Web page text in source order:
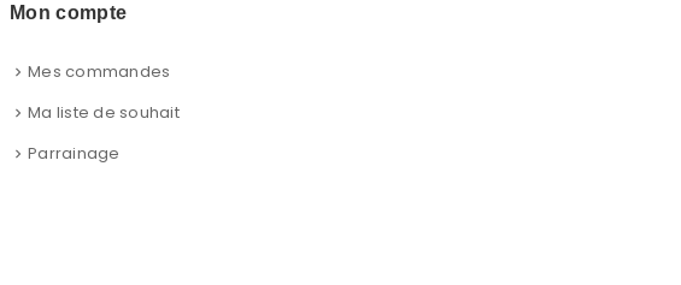
Mon compte
Mes commandes
Ma liste de souhait
Parrainage